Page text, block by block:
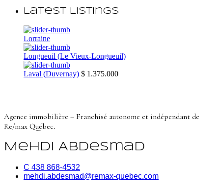
Latest Listings
Lorraine
Longueuil (Le Vieux-Longueuil)
Laval (Duvernay) $ 1.375.000
Agence immobilière – Franchisé autonome et indépendant de
Re/max Québec.
Mehdi Abdesmad
C 438 868-4532
mehdi.abdesmad@remax-quebec.com